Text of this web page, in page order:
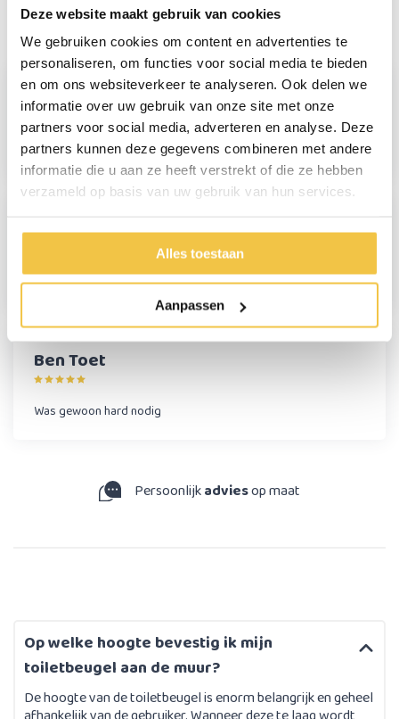
Deze website maakt gebruik van cookies
We gebruiken cookies om content en advertenties te
personaliseren, om functies voor social media te bieden
en om ons websiteverkeer te analyseren. Ook delen we
informatie over uw gebruik van onze site met onze
partners voor social media, adverteren en analyse. Deze
partners kunnen deze gegevens combineren met andere
informatie die u aan ze heeft verstrekt of die ze hebben
verzameld op basis van uw gebruik van hun services.
Alles toestaan
Aanpassen
Reviews (3)
Ina Peters
Geweldige hulp voor mij
Riet Pierik
Prima produkt
Ben Toet
Was gewoon hard nodig
Persoonlijkadviesop maat
Op welke hoogte bevestig ik mijn
toiletbeugel aan de muur?
De hoogte van de toiletbeugel is enorm belangrijk en geheel